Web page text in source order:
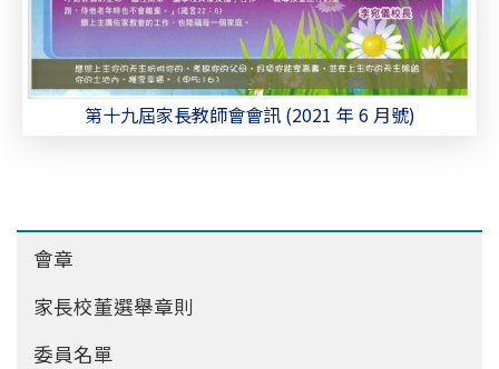
第十九屆家長教師會會訊 (2021 年 6 月號)
Main
會章
家長校董選舉章則
委員名單